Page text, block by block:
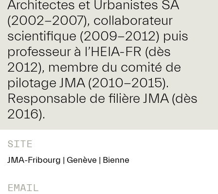
Architectes et Urbanistes SA
(2002-2007), collaborateur
scientifique (2009-2012) puis
professeur à l’HEIA-FR (dès
2012), membre du comité de
pilotage JMA (2010-2015).
Responsable de filière JMA (dès
2016).
SITE
JMA-Fribourg | Genève | Bienne
EMAIL